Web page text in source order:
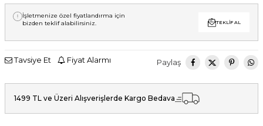
İşletmenize özel fiyatlandırma için
bizden teklif alabilirsiniz.
TEKLIF AL
Tavsiye Et Fiyat Alarmı Paylaş
1499 TL ve Üzeri Alışverişlerde Kargo Bedava